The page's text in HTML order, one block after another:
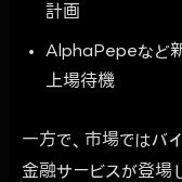
計画
AlphaPepeなど
上場待機
一方で、市場ではバ
金融サービスが登場